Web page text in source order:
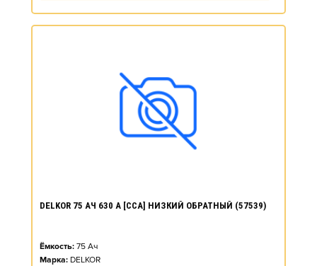
DELKOR 75 АЧ 630 А [CCA] НИЗКИЙ ОБРАТНЫЙ (57539)
Ёмкость: 75 Ач
Марка: DELKOR